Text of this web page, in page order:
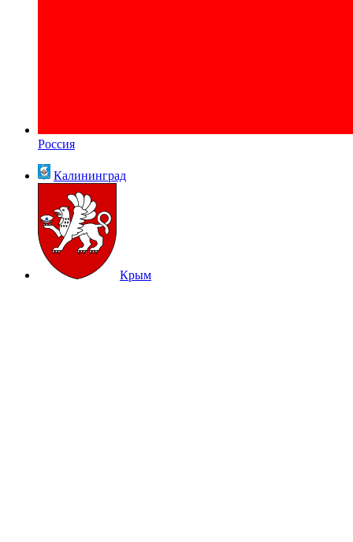
Россия
Калининград
Крым